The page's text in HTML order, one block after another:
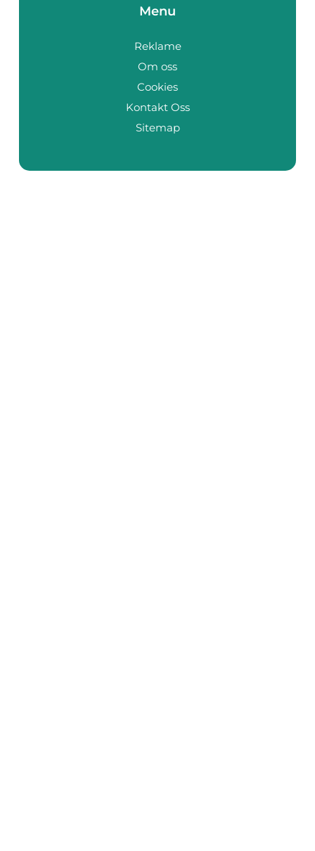
Menu
Reklame
Om oss
Cookies
Kontakt Oss
Sitemap